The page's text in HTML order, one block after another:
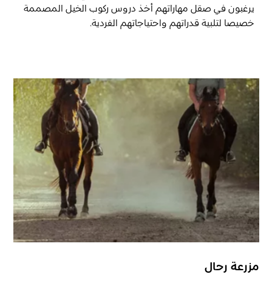
دائرة الثقافة والسياحة - أبوظبي
يرغبون في صقل مهاراتهم أخذ دروس ركوب الخيل المصممة
خصيصا لتلبية قدراتهم واحتياجاتهم الفردية.
مزرعة رحال